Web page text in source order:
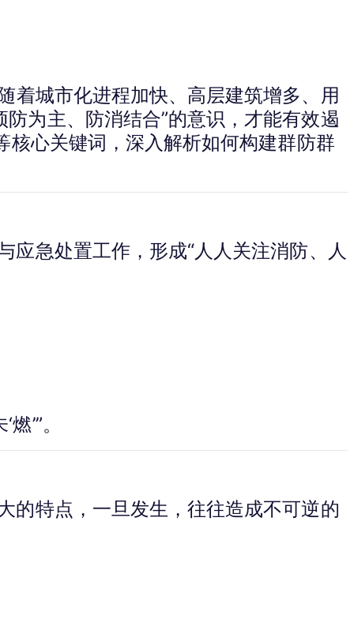
着城市化进程加快、高层建筑增多、用
为主、防消结合”的意识，才能有效遏
核心关键词，深入解析如何构建群防群
应急处置工作，形成“人人关注消防、人
’”。
的特点，一旦发生，往往造成不可逆的